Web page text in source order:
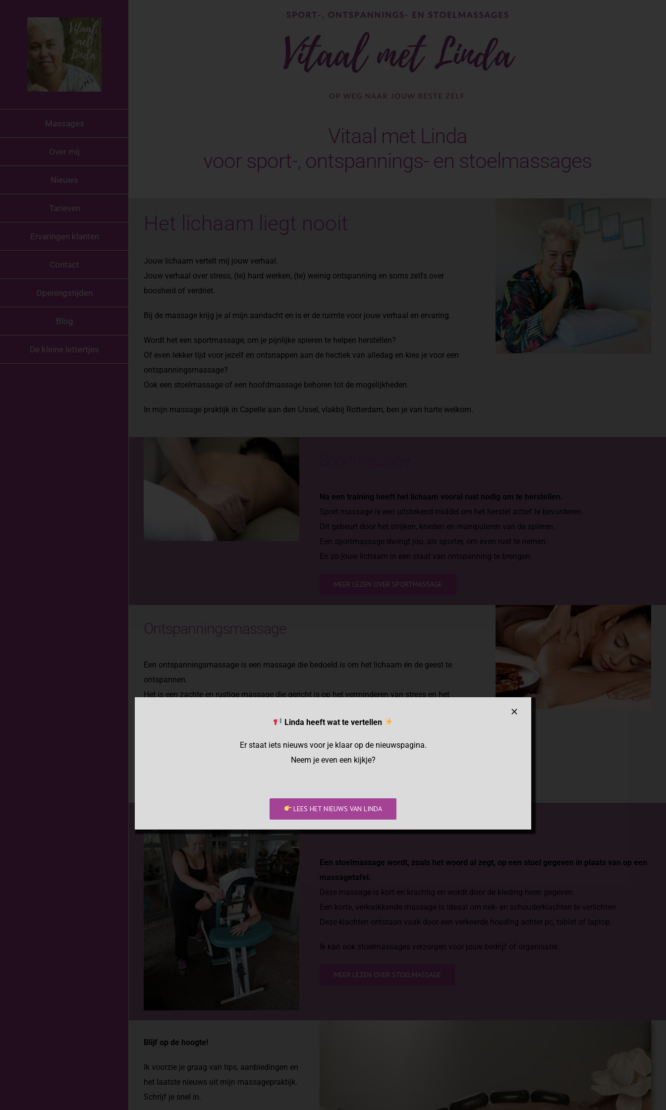
Massages
Over mij
Nieuws
Tarieven
Ervaringen klanten
Contact
Openingstijden
Blog
De kleine lettertjes
Vitaal met Linda
voor sport-, ontspannings- en stoelmassages
Het lichaam liegt nooit
Jouw lichaam vertelt mij jouw verhaal.
Jouw verhaal over stress, (te) hard werken, (te) weinig ontspanning en soms zelfs over
boosheid of verdriet.
Bij de massage krijg je al mijn aandacht en is er de ruimte voor jouw verhaal en ervaring.
Wordt het een sportmassage, om je pijnlijke spieren te helpen herstellen?
Of even lekker tijd voor jezelf en ontsnappen aan de hectiek van alledag en kies je voor een
ontspanningsmassage?
Ook een stoelmassage of een hoofdmassage behoren tot de mogelijkheden.
In mijn massage praktijk in Capelle aan den IJssel, vlakbij Rotterdam, ben je van harte welkom.
Na een training heeft het lichaam vooral rust nodig om te herstellen.
Sport massage is een uitstekend middel om het herstel actief te bevorderen.
Dit gebeurt door het strijken, kneden en manipuleren van de spieren.
Een sportmassage dwingt jou, als sporter, om even rust te nemen.
En zo jouw lichaam in een staat van ontspanning te brengen.
MEER LEZEN OVER SPORTMASSAGE
Ontspanningsmassage
Een ontspanningsmassage is een massage die bedoeld is om het lichaam én de geest te
ontspannen.
Het is een zachte en rustige massage die gericht is op het verminderen van stress en het
Een ontspanningsmassage helpt bij stress gerelateerde klachten zoals spierspanning,
Stoelmassage
Een stoelmassage wordt, zoals het woord al zegt, op een stoel gegeven in plaats van op een
massagetafel.
Deze massage is kort en krachtig en wordt door de kleding heen gegeven.
Een korte, verkwikkende massage is ideaal om nek- en schouderklachten te verlichten.
Deze klachten ontstaan vaak door een verkeerde houding achter pc, tablet of laptop.
Ik kan ook stoelmassages verzorgen voor jouw bedrijf of organisatie.
MEER LEZEN OVER STOELMASSAGE
Blijf op de hoogte!
Ik voorzie je graag van tips, aanbiedingen en
het laatste nieuws uit mijn massagepraktijk.
Schrijf je snel in.
Linda heeft wat te vertellen
Er staat iets nieuws voor je klaar op de nieuwspagina.
Neem je even een kijkje?
LEES HET NIEUWS VAN LINDA